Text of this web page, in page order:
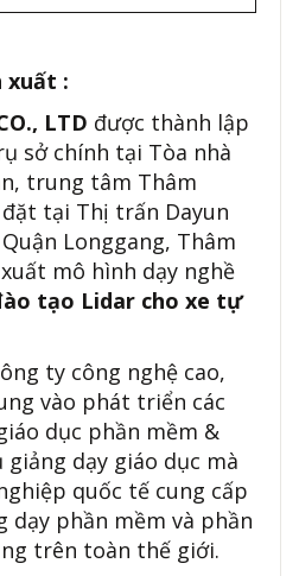
xuất :
LTD được thành lập
sở chính tại Tòa nhà
trung tâm Thâm
tại Thị trấn Dayun
Longgang, Thâm
mô hình dạy nghề
tạo Lidar cho xe tự
ty công nghệ cao,
vào phát triển các
dục phần mềm &
dạy giáo dục mà
quốc tế cung cấp
dạy phần mềm và phần
trên toàn thế giới.